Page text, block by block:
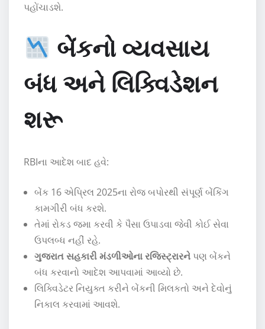
પહોંચાડશે.
બેંકનો વ્યવસાય
બંધ અને લિક્વિડેશન
શરૂ
RBIના આદેશ બાદ હવે:
બેંક 16 એપ્રિલ 2025ના રોજ બપોરથી સંપૂર્ણ બેંકિંગ
કામગીરી બંધ કરશે.
તેમાં રોકડ જમા કરવી કે પૈસા ઉપાડવા જેવી કોઈ સેવા
ઉપલબ્ધ નહીં રહે.
ગુજરાત સહકારી મંડળીઓના રજિસ્ટ્રારને પણ બેંકને
બંધ કરવાનો આદેશ આપવામાં આવ્યો છે.
લિક્વિડેટર નિયુક્ત કરીને બેંકની મિલકતો અને દેવોનું
નિકાલ કરવામાં આવશે.